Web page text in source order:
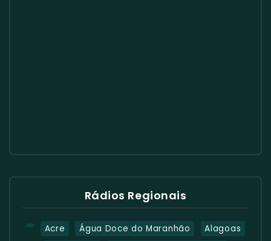
Rádios Regionais
Acre Água Doce do Maranhão
Alagoas